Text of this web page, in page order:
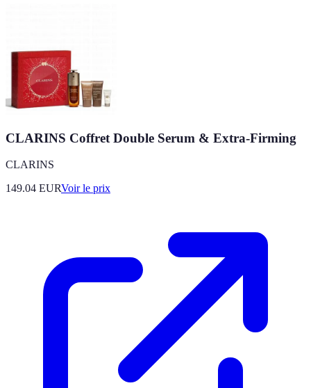
CLARINS Coffret Double Serum & Extra-Firming
CLARINS
149.04 EURVoir le prix